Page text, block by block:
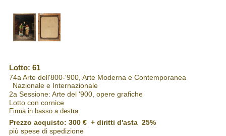
Lotto: 61
74a Arte dell'800-'900, Arte Moderna e Contemporanea
Nazionale e Internazionale
2a Sessione: Arte del '900, opere grafiche
Lotto con cornice
Firma in basso a destra
Prezzo acquisto: 300 €+ diritti d'asta 25%
più spese di spedizione